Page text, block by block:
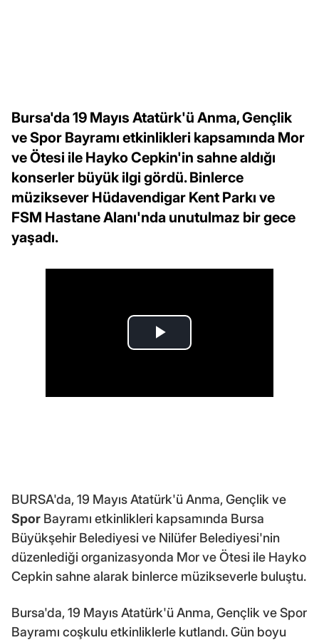
Bursa'da 19 Mayıs Atatürk'ü Anma, Gençlik
ve Spor Bayramı etkinlikleri kapsamında Mor
ve Ötesi ile Hayko Cepkin'in sahne aldığı
konserler büyük ilgi gördü. Binlerce
müziksever Hüdavendigar Kent Parkı ve
FSM Hastane Alanı'nda unutulmaz bir gece
yaşadı.
BURSA'da, 19 Mayıs Atatürk'ü Anma, Gençlik ve
Spor Bayramı etkinlikleri kapsamında Bursa
Büyükşehir Belediyesi ve Nilüfer Belediyesi'nin
düzenlediği organizasyonda Mor ve Ötesi ile Hayko
Cepkin sahne alarak binlerce müzikseverle buluştu.
Bursa'da, 19 Mayıs Atatürk'ü Anma, Gençlik ve Spor
Bayramı coşkulu etkinliklerle kutlandı. Gün boyu